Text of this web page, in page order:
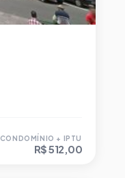
CONDOMÍNIO + IPTU
R$ 512,00